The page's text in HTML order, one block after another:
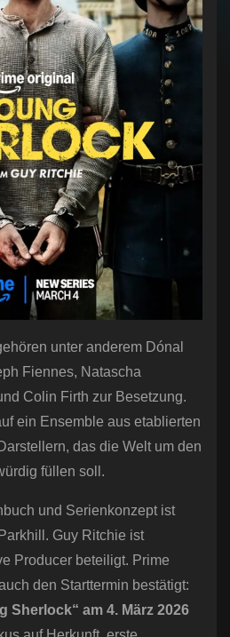
unter anderem Dónal
Fiennes, Natascha
Colin Firth zur Besetzung.
ein Ensemble aus etablierten
das die Welt um den
füllen soll.
und Serienkonzept ist
Guy Ritchie ist
Producer beteiligt. Prime
den Starttermin bestätigt:
Sherlock“ am 4. März 2026